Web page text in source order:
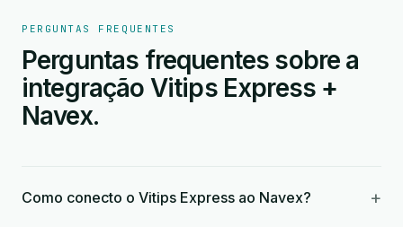
PERGUNTAS FREQUENTES
Perguntas frequentes sobre a
integração Vitips Express +
Navex.
Como conecto o Vitips Express ao Navex? +